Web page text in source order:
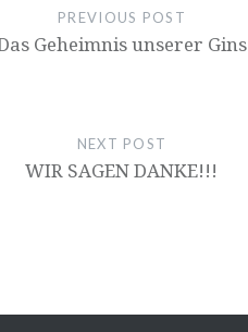
PREVIOUS POST
Geheimnis unserer Gins
NEXT POST
WIR SAGEN DANKE!!!